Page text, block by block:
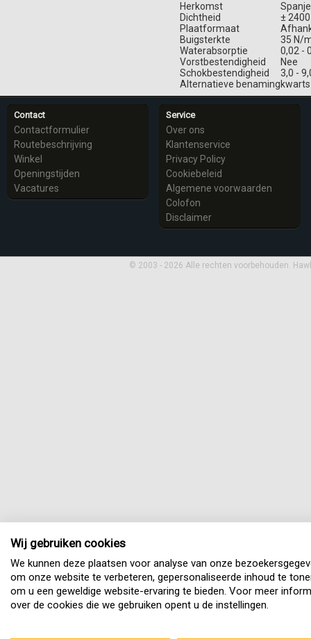
Herkomst
Dichtheid
±
Plaatformaat
Buigsterkte
35 N/
Waterabsorptie
0,02 -
Vorstbestendigheid
Nee
Schokbestendigheid
3,0 -
Alternatieve benaming
Contact
Contactformulier
Routebeschrijving
Winkel
Openingstijden
Vacatures
Service
Over ons
Klantenservice
Privacy Policy
Cookiebeleid
Algemene voorwaarden
Colofon
Disclaimer
© 2003 - 2026 Alle rechten voorbehouden.
Wij gebruiken cookies
We kunnen deze plaatsen voor analyse van onze
om onze website te verbeteren, gepersonaliseerde inhoud te
om u een geweldige website-ervaring te bieden. Voor meer
over de cookies die we gebruiken opent u de instellingen.